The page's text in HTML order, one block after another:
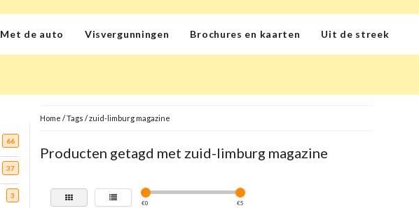
Met de auto Visvergunningen Brochures en kaarten Uit de streek
66
37
3
Home /Tags /zuid-limburg magazine
Producten getagd met zuid-limburg magazine
€0 €5